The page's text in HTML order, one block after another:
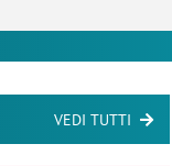
VEDI TUTTI